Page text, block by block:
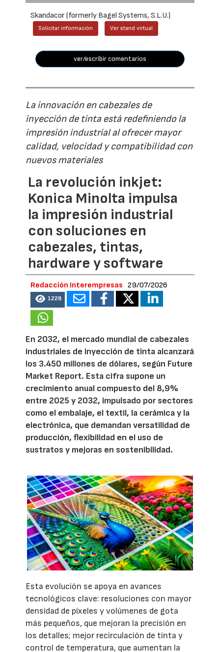
Skandacor (formerly Bagel Systems, S.L.U.)
Solicitar información Ver stand virtual
ver/escribir comentarios
La innovación en cabezales de
inyección de tinta está redefiniendo la
impresión industrial al ofrecer mayor
calidad, velocidad y compatibilidad con
nuevos materiales
La revolución inkjet:
Konica Minolta impulsa
la impresión industrial
con soluciones en
cabezales, tintas,
hardware y software
Redacción Interempresas 29/07/2026
1228
En 2032, el mercado mundial de cabezales
industriales de inyección de tinta alcanzará
los 3.450 millones de dólares, según Future
Market Report. Esta cifra supone un
crecimiento anual compuesto del 8,9%
entre 2025 y 2032, impulsado por sectores
como el embalaje, el textil, la cerámica y la
electrónica, que demandan versatilidad de
producción, flexibilidad en el uso de
sustratos y mejoras en sostenibilidad.
Esta evolución se apoya en avances
tecnológicos clave: resoluciones con mayor
densidad de píxeles y volúmenes de gota
más pequeños, que mejoran la precisión en
los detalles; mejor recirculación de tinta y
control de temperatura, que aumentan la